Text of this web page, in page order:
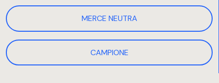
MERCE NEUTRA
CAMPIONE